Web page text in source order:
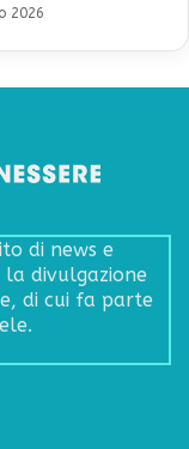
2026
di news e
la divulgazione
di cui fa parte